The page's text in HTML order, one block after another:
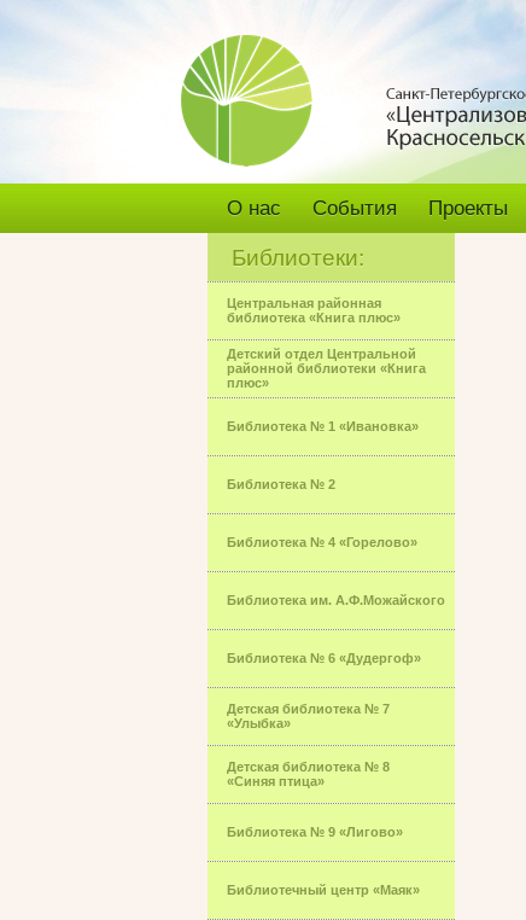
О нас События Проекты
Библиотеки:
Центральная районная
библиотека «Книга плюс»
Детский отдел Центральной
районной библиотеки «Книга
плюс»
Библиотека № 1 «Ивановка»
Библиотека № 2
Библиотека № 4 «Горелово»
Библиотека им. А.Ф.Можайского
Библиотека № 6 «Дудергоф»
Детская библиотека № 7
«Улыбка»
Детская библиотека № 8
«Синяя птица»
Библиотека № 9 «Лигово»
Библиотечный центр «Маяк»